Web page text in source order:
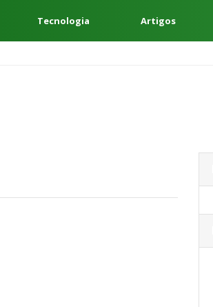
Tecnologia Artigos